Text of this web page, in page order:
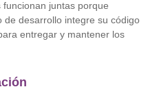
juntas porque
de desarrollo integre su código
entregar y mantener los